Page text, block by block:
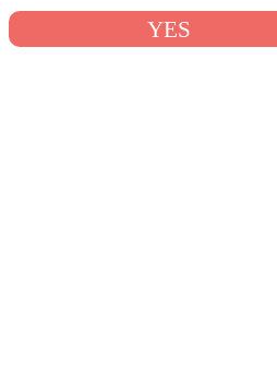
YES